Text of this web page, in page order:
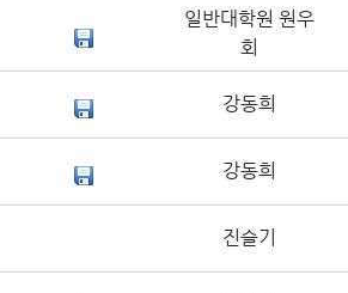
일반대학원 원우
회
강동희
강동희
진슬기